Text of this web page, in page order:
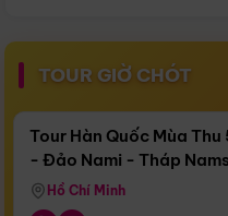
TOUR GIỜ CHÓT
Còn15 ngày 18:48:23
Bay Sun Phuquoc
Tour Hàn Quốc Mùa
- Đảo Nami - Tháp
Airways)
Hồ Chí Minh